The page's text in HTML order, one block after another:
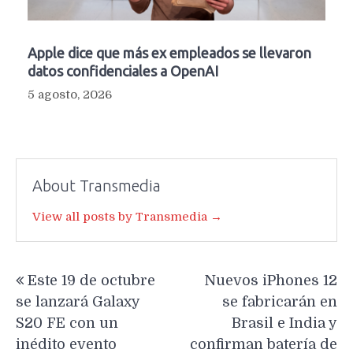
Apple dice que más ex empleados se llevaron
datos confidenciales a OpenAI
5 agosto, 2026
About Transmedia
View all posts by Transmedia →
de
entradas
Este 19 de octubre
se lanzará Galaxy
S20 FE con un
inédito evento
Nuevos iPhones 12
se fabricarán en
Brasil e India y
confirman batería de